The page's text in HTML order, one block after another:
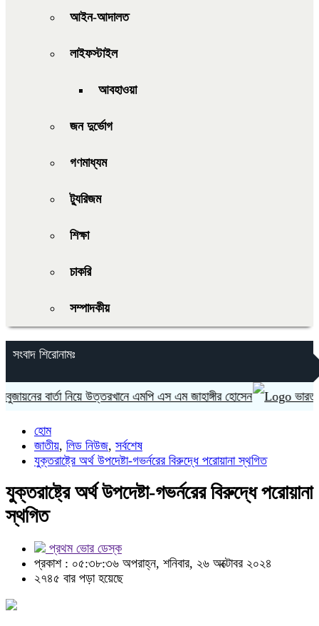
আইন-আদালত
লাইফস্টাইল
আবহাওয়া
জন দুর্ভোগ
গণমাধ্যম
ট্যুরিজম
শিক্ষা
চাকরি
সম্পাদকীয়
সংবাদ শিরোনামঃ
বার্তা নিয়ে উত্তরখানে এমপি এস এম জাহাঙ্গীর হোসেন ভারত
হোম
জাতীয়, লিড নিউজ, সর্বশেষ
যুক্তরাষ্ট্রে অর্থ উপদেষ্টা-গভর্নরের বিরুদ্ধে পরোয়ানা স্থগিত
যুক্তরাষ্ট্রে অর্থ উপদেষ্টা-গভর্নরের বিরুদ্ধে পরোয়ানা
স্থগিত
প্রথম ভোর ডেস্ক
প্রকাশ : ০৫:৩৮:৩৬ অপরাহ্ন, শনিবার, ২৬ অক্টোবর ২০২৪
২৭৪৫ বার পড়া হয়েছে